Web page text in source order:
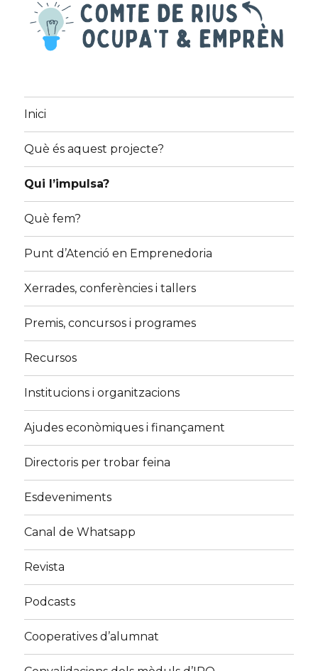
Inici
Què és aquest projecte?
Qui l’impulsa?
Què fem?
Punt d’Atenció en Emprenedoria
Xerrades, conferències i tallers
Premis, concursos i programes
Recursos
Institucions i organitzacions
Ajudes econòmiques i finançament
Directoris per trobar feina
Esdeveniments
Canal de Whatsapp
Revista
Podcasts
Cooperatives d’alumnat